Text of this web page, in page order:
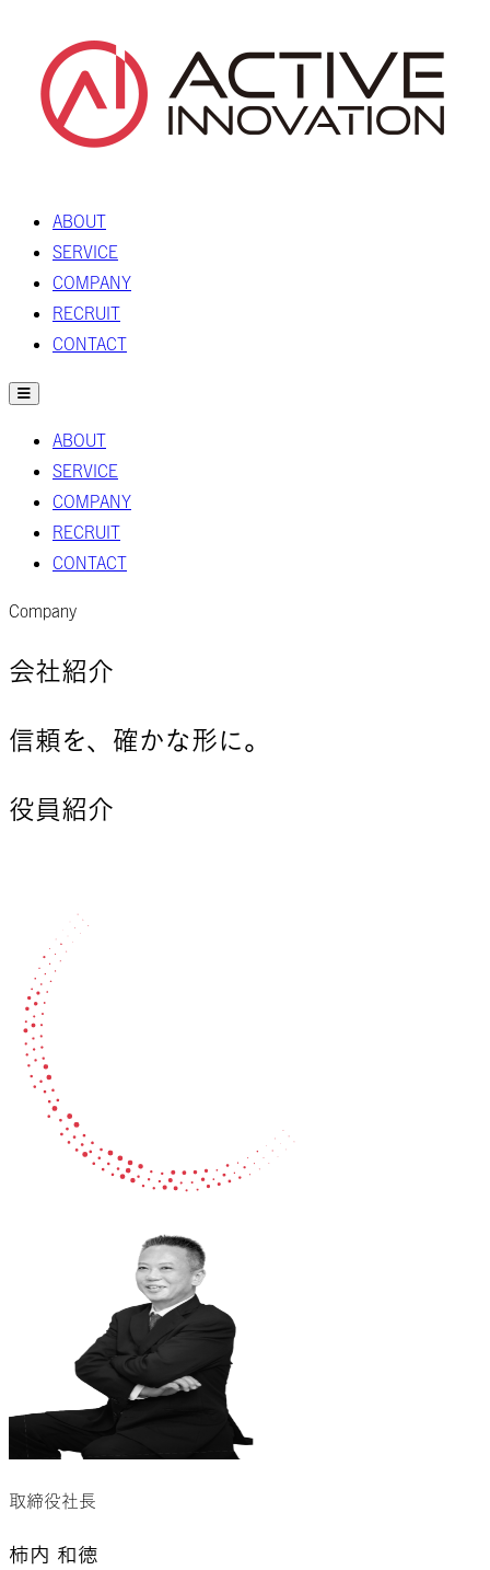
ABOUT
SERVICE
COMPANY
RECRUIT
CONTACT
ABOUT
SERVICE
COMPANY
RECRUIT
CONTACT
Company
会社紹介
信頼を、 確かな形に。
役員紹介
取締役社長
柿内 和徳